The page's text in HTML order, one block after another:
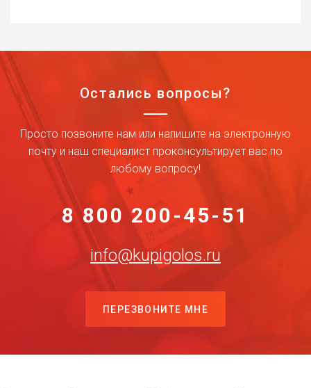
Остались вопросы?
Просто позвоните нам или напишите на электронную
почту и наш специалист проконсультирует вас по
любому вопросу!
8 800 200-45-51
info@kupigolos.ru
ПЕРЕЗВОНИТЕ МНЕ